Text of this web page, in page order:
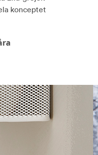
konceptet